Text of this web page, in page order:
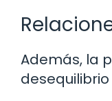
Además, la